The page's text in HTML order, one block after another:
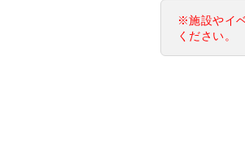
※施設やイ
ください。